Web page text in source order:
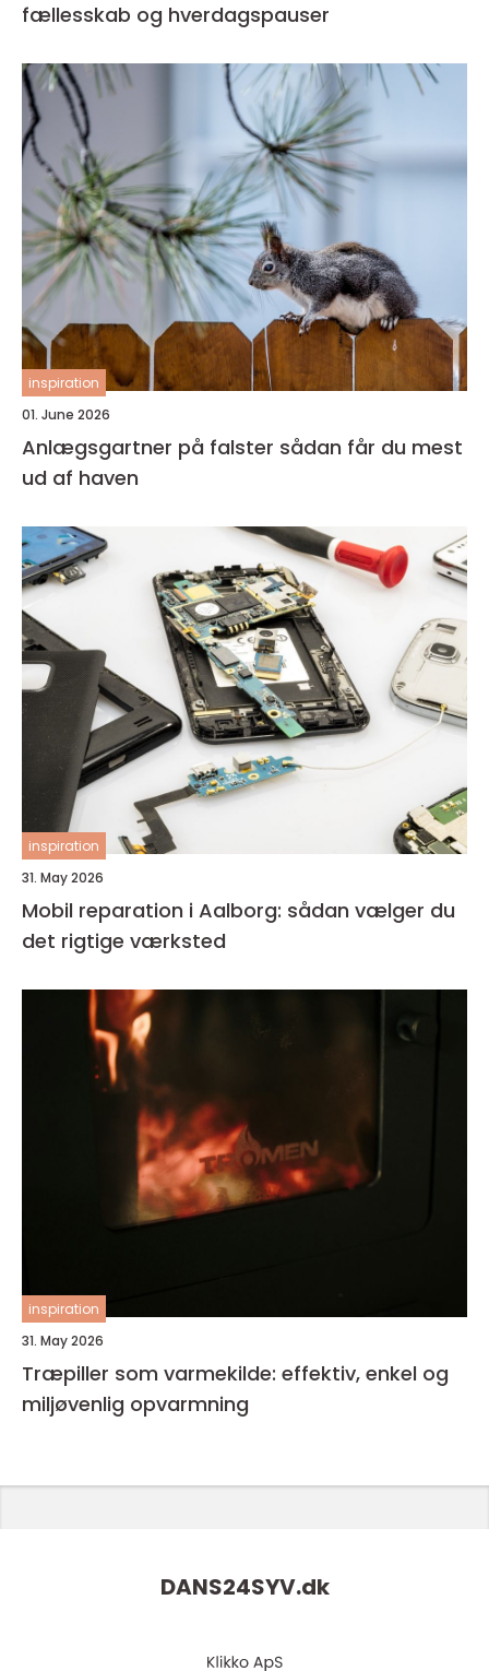
fællesskab og hverdagspauser
inspiration
01. June 2026
Anlægsgartner på falster sådan får du mest
ud af haven
inspiration
31. May 2026
Mobil reparation i Aalborg: sådan vælger du
det rigtige værksted
inspiration
31. May 2026
Træpiller som varmekilde: effektiv, enkel og
miljøvenlig opvarmning
DANS24SYV.dk